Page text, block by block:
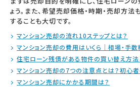
ょう。また、希望売却価格・時期・売却方
することも大切です。
マンション売却の流れ10ステップとは？
マンション売却の費用はいくら｜相場・手数
住宅ローン残債がある物件の買い替え方法
マンション売却の7つの注意点とは？初心
マンション売却にかかる期間は？